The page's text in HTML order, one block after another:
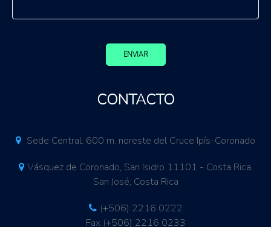
ENVIAR
CONTACTO
Sede Central. 600 m. noreste del Cruce Ipís-Coronado
Vásquez de Coronado, San Isidro 11101 - Costa Rica.
San José, Costa Rica
(+506) 2216 0222
Fax (+506) 2216 0233